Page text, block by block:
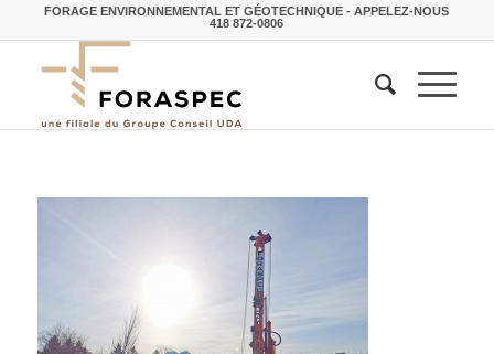
FORAGE ENVIRONNEMENTAL ET GÉOTECHNIQUE - APPELEZ-NOUS
418 872-0806